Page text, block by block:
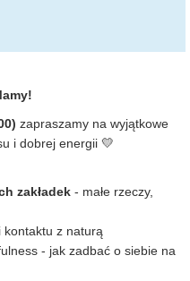
zapraszamy na wyjątkowe
i dobrej energii 💛
zakładek - małe rzeczy,
kontaktu z naturą
- jak zadbać o siebie na